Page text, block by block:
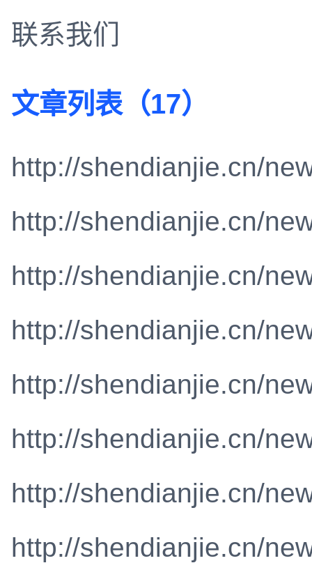
联系我们
文章列表（17）
http://shendianjie.cn/
http://shendianjie.cn/
http://shendianjie.cn/
http://shendianjie.cn/
http://shendianjie.cn/
http://shendianjie.cn/
http://shendianjie.cn/
http://shendianjie.cn/